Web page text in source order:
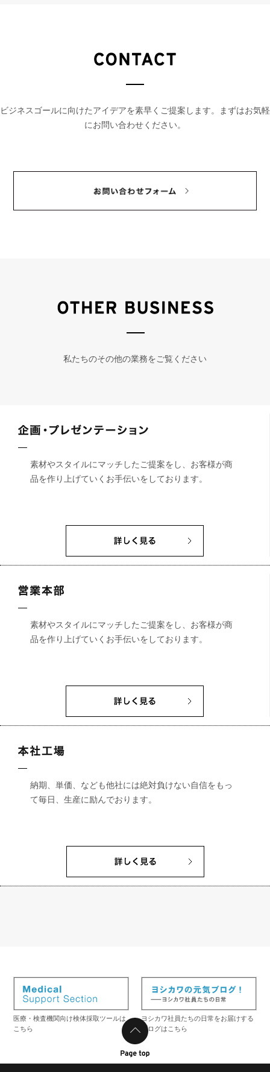
ビジネスゴールに向けたアイデアを素早くご提案します。
まずはお気軽
にお問い合わせください。
私たちのその他の業務をご覧ください
素材やスタイルにマッチしたご提案をし、お客様が商
品を作り上げていくお手伝いをしております。
素材やスタイルにマッチしたご提案をし、お客様が商
品を作り上げていくお手伝いをしております。
納期、単価、なども他社には絶対負けない自信をもっ
て毎日、生産に励んでおります。
医療・検査機関向け検体採取ツールは
こちら
ヨシカワ社員たちの日常をお届けする
ブログはこちら